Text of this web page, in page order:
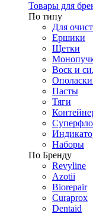
Товары для
По типу
Для
Ершики
Щетки
Воск и
Пасты
Тяги
Наборы
По Бренду
Revyline
Azotii
Biorepair
Curaprox
Dentaid